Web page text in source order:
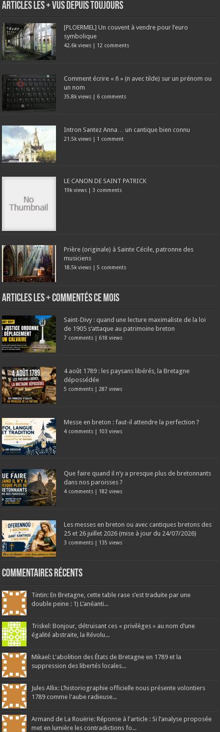
Articles les + vus depuis toujours
[PLOERMEL] Un couvent à vendre pour l’euro
symbolique
42.6k views | 12 comments
Comment écrire « ñ » (n avec tilde) sur un prénom ou
un nom
35.8k views | 6 comments
Intron Santez Anna… un cantique bien connu
21.5k views | 1 comment
LE CANON DE SAINT PATRICK
19k views | 3 comments
Prière (originale) à Sainte Cécile, patronne des
musiciens
18.5k views |5 comments
Articles les + commentés ce mois
Saint-Divy : quand une lecture maximaliste de la loi
de 1905 s’attaque au patrimoine breton
7 comments | 618 views
4 août 1789 : les paysans libérés, la Bretagne
dépossédée
5 comments | 287 views
Messe en breton : faut-il attendre la perfection ?
4 comments | 103 views
Que faire quand il n’y a presque plus de bretonnants
dans nos paroisses ?
4 comments | 182 views
Les messes en breton ou avec cantiques bretons des
25 et 26 juillet 2026 (mise à jour du 24/07/2026)
3 comments | 135 views
Commentaires récents
Tintin: En Bretagne, cette table rase s’est traduite par une
double peine : 1) L’anéanti...
Triskel: Bonjour, détruisant ces « privilèges » au nom d’une
égalité abstraite, la Révolu...
Mikael: L'abolition des États de Bretagne en 1789 et la
suppression des libertés locales...
Jules Allix: L’historiographie officielle nous présente volontiers
1789 comme l'aube radieuse...
Armand de La Rouërie: Réponse à l'article : Si l’analyse proposée
met en lumière les contradictions fo...